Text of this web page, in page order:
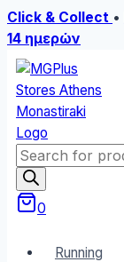
Click & Collect •
14 ημερών
Skip
to
content
Products
search
0
Running